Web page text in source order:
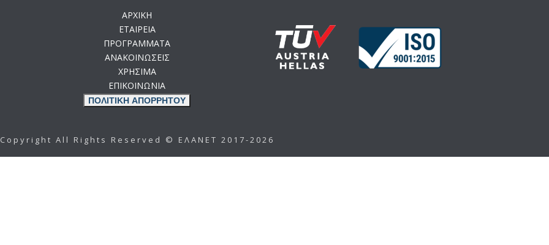
ΑΡΧΙΚΗ
ΕΤΑΙΡΕΙΑ
ΠΡΟΓΡΑΜΜΑΤΑ
ΑΝΑΚΟΙΝΩΣΕΙΣ
ΧΡΗΣΙΜΑ
ΕΠΙΚΟΙΝΩΝΙΑ
ΠΟΛΙΤΙΚΗ ΑΠΟΡΡΗΤΟΥ
Copyright All Rights Reserved © ΕΛΑΝΕΤ 2017-2026